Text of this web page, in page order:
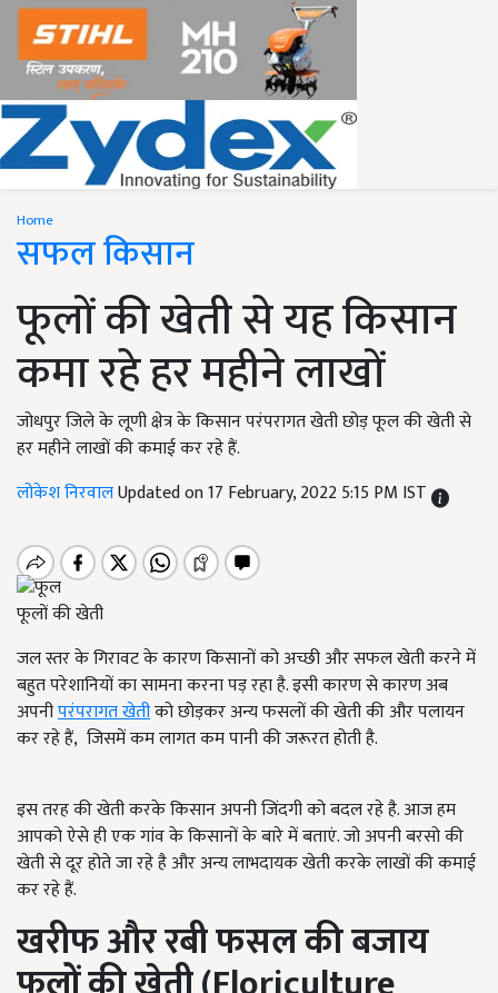
Home
सफल किसान
फूलों की खेती से यह किसान
कमा रहे हर महीने लाखों
जोधपुर जिले के लूणी क्षेत्र के किसान परंपरागत खेती छोड़ फूल की खेती से
हर महीने लाखों की कमाई कर रहे हैं.
लोकेश निरवालUpdated on 17 February, 2022 5:15 PM IST
फूलों की खेती
जल स्तर के गिरावट के कारण किसानों को अच्छी और सफल खेती करने में
बहुत परेशानियों का सामना करना पड़ रहा है. इसी कारण से कारण अब
अपनीपरंपरागत खेतीको छोड़कर अन्य फसलों की खेती की और पलायन
कर रहे हैं, जिसमें कम लागत कम पानी की जरूरत होती है.
इस तरह की खेती करके किसान अपनी जिंदगी को बदल रहे है. आज हम
आपको ऐसे ही एक गांव के किसानों के बारे में बताएं. जो अपनी बरसो की
खेती से दूर होते जा रहे है और अन्य लाभदायक खेती करके लाखों की कमाई
कर रहे हैं.
खरीफ और रबी फसल की बजाय